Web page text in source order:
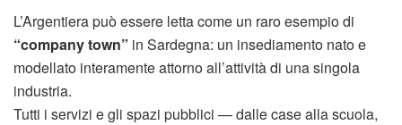
L’Argentiera può essere letta come un raro esempio di
“company town” in Sardegna: un insediamento nato e
modellato interamente attorno all’attività di una singola
industria.
Tutti i servizi e gli spazi pubblici — dalle case alla scuola,